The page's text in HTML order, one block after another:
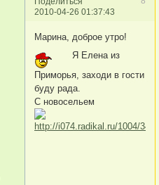
2010-04-26 01:37:43
Марина, доброе утро!
Я Елена из
Приморья, заходи в гости
буду рада.
С новосельем